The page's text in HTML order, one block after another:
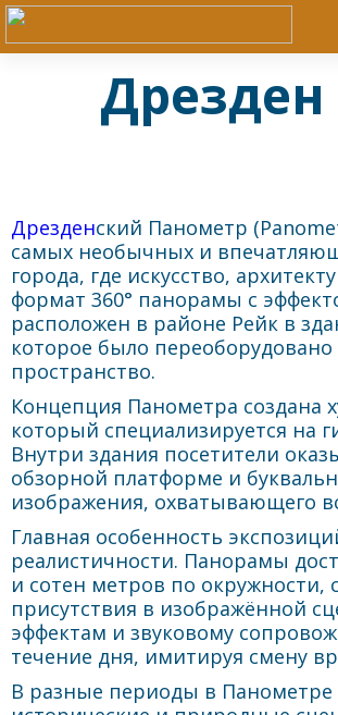
Дрезденский Панометр
самых необычных и
города, где искусство,
формат 360° панорамы с
расположен в районе Рейк в
которое было
пространство.
Концепция Панометра создана
который специализируется на
Внутри здания посетители
обзорной платформе и
изображения, охватывающего
Главная особенность
реалистичности. Панорамы
и сотен метров по окружности,
присутствия в изображённой
эффектам и звуковому
течение дня, имитируя смену
В разные периоды в Панометре